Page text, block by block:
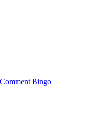
Bingo